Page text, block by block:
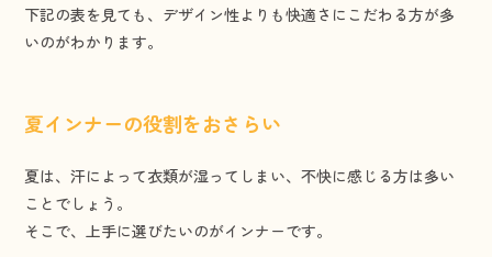
下記の表を見ても、デザイン性よりも快適さにこだわる方が多
いのがわかります。
夏インナーの役割をおさらい
夏は、汗によって衣類が湿ってしまい、不快に感じる方は多い
ことでしょう。
そこで、上手に選びたいのがインナーです。